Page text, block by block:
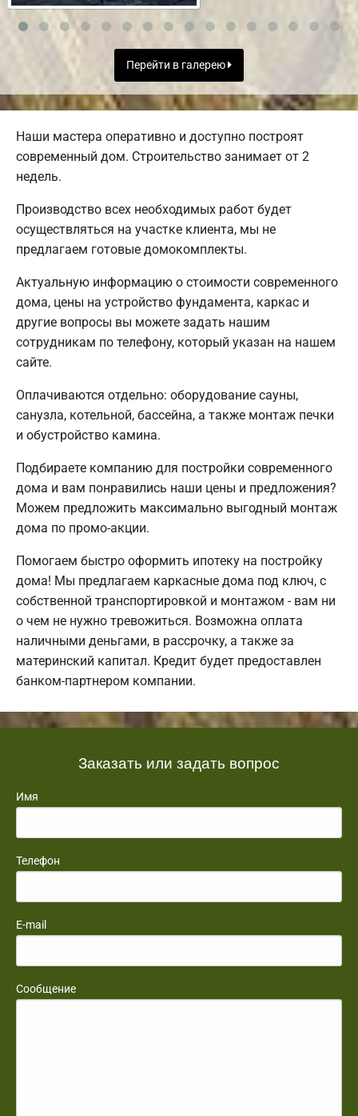
Перейти в галерею
Наши мастера оперативно и доступно построят
современный дом. Строительство занимает от 2
недель.
Производство всех необходимых работ будет
осуществляться на участке клиента, мы не
предлагаем готовые домокомплекты.
Актуальную информацию о стоимости современного
дома, цены на устройство фундамента, каркас и
другие вопросы вы можете задать нашим
сотрудникам по телефону, который указан на нашем
сайте.
Оплачиваются отдельно: оборудование сауны,
санузла, котельной, бассейна, а также монтаж печки
и обустройство камина.
Подбираете компанию для постройки современного
дома и вам понравились наши цены и предложения?
Можем предложить максимально выгодный монтаж
дома по промо-акции.
Помогаем быстро оформить ипотеку на постройку
дома! Мы предлагаем каркасные дома под ключ, с
собственной транспортировкой и монтажом - вам ни
о чем не нужно тревожиться. Возможна оплата
наличными деньгами, в рассрочку, а также за
материнский капитал. Кредит будет предоставлен
банком-партнером компании.
Заказать или задать вопрос
Имя
Телефон
E-mail
Сообщение